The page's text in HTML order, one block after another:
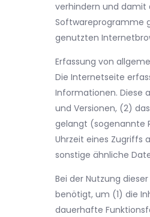
verhindern und damit
Softwareprogramme
genutzten
Erfassung von
Die Internetseite
Informationen. Diese
und Versionen, (2)
gelangt (sogenannte
Uhrzeit eines Zugriffs
sonstige ähnliche
Bei der Nutzung
benötigt, um (1) die
dauerhafte